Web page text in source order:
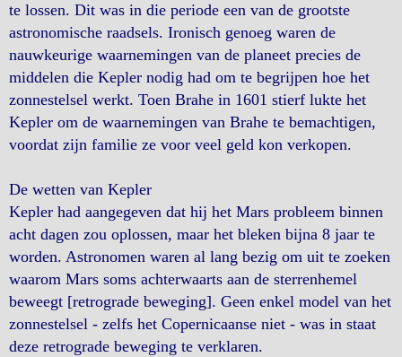
te lossen. Dit was in die periode een van de grootste
astronomische raadsels. Ironisch genoeg waren de
nauwkeurige waarnemingen van de planeet precies de
middelen die Kepler nodig had om te begrijpen hoe het
zonnestelsel werkt. Toen Brahe in 1601 stierf lukte het
Kepler om de waarnemingen van Brahe te bemachtigen,
voordat zijn familie ze voor veel geld kon verkopen.
De wetten van Kepler
Kepler had aangegeven dat hij het Mars probleem binnen
acht dagen zou oplossen, maar het bleken bijna 8 jaar te
worden. Astronomen waren al lang bezig om uit te zoeken
waarom Mars soms achterwaarts aan de sterrenhemel
beweegt [retrograde beweging]. Geen enkel model van het
zonnestelsel - zelfs het Copernicaanse niet - was in staat
deze retrograde beweging te verklaren.